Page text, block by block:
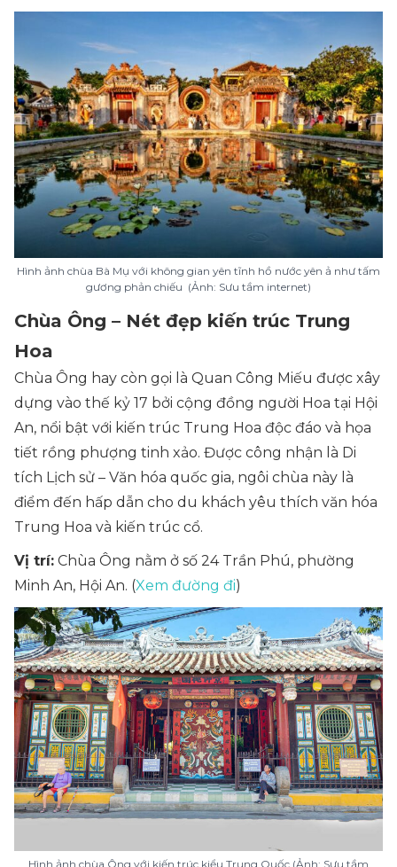
Hình ảnh chùa Bà Mụ với không gian yên tĩnh hồ nước yên ả như tấm
gương phản chiếu (Ảnh: Sưu tầm internet)
Chùa Ông – Nét đẹp kiến trúc Trung
Hoa
Chùa Ông hay còn gọi là Quan Công Miếu được xây
dựng vào thế kỷ 17 bởi cộng đồng người Hoa tại Hội
An, nổi bật với kiến trúc Trung Hoa độc đáo và họa
tiết rồng phượng tinh xảo. Được công nhận là Di
tích Lịch sử – Văn hóa quốc gia, ngôi chùa này là
điểm đến hấp dẫn cho du khách yêu thích văn hóa
Trung Hoa và kiến trúc cổ.
Vị trí: Chùa Ông nằm ở số 24 Trần Phú, phường
Minh An, Hội An. (Xem đường đi)
Hình ảnh chùa Ông với kiến trúc kiểu Trung Quốc (Ảnh: Sưu tầm